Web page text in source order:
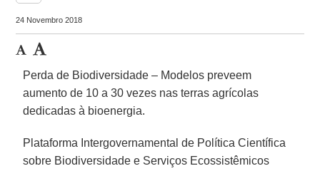
24 Novembro 2018
Perda de Biodiversidade – Modelos preveem
aumento de 10 a 30 vezes nas terras agrícolas
dedicadas à bioenergia.
Plataforma Intergovernamental de Política Científica
sobre Biodiversidade e Serviços Ecossistêmicos